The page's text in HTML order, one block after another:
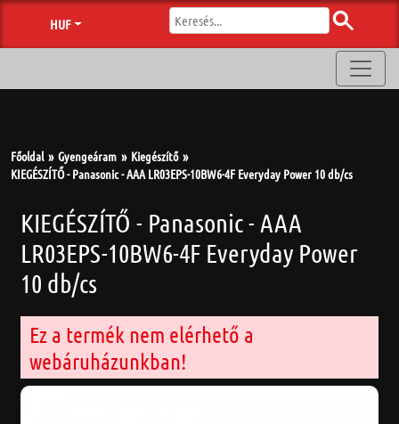
HUF
Főoldal Gyengeáram
Kiegészítő
KIEGÉSZÍTŐ - Panasonic - AAA LR03EPS-10BW6-4F Everyday Power 10 db/cs
KIEGÉSZÍTŐ - Panasonic - AAA
LR03EPS-10BW6-4F Everyday Power
10 db/cs
Ez a termék nem elérhető a
webáruházunkban!